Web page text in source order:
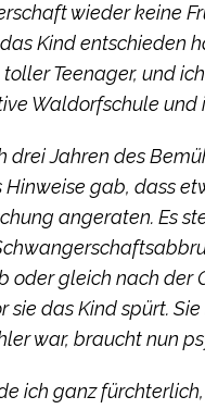
wieder keine
Kind entschieden
Teenager, und
Waldorfschule und
drei Jahren des
gab, dass
angeraten. Es
oder gleich nach der
sie das Kind spürt.
war, braucht nun
ich ganz